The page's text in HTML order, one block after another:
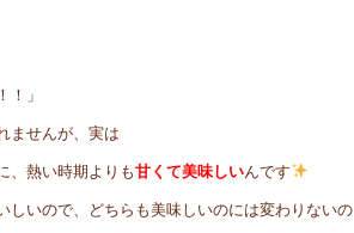
！」
ませんが、実は
、熱い時期よりも甘くて美味しいんです
しいので、どちらも美味しいのには変わりないの